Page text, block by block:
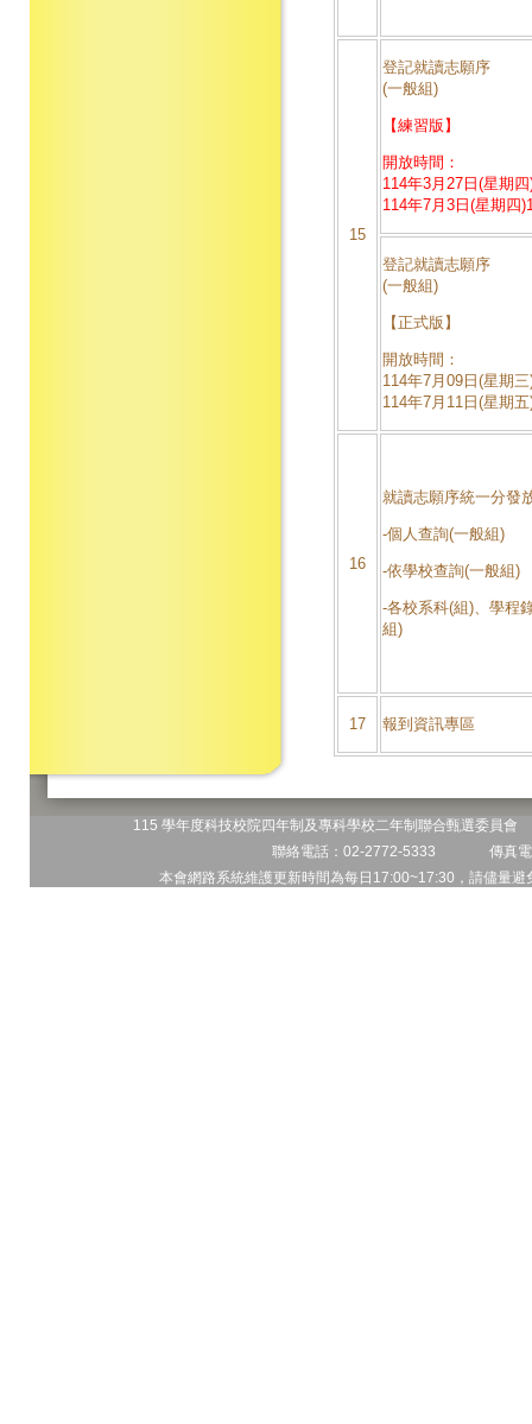
15
登記就讀志願序
(一般組)
【練習版】
開放時間：
114年3月27日(星期
114年7月3日(星期四
登記就讀志願序
(一般組)
【正式版】
開放時間：
114年7月09日(星期
114年7月11日(星期
16
就讀志願序統一分發
-個人查詢(一般組)
-依學校查詢(一般組)
-各校系科(組)、學程
組)
17 報到資訊專區
115 學年度科技校院四年制及專科學校二年制聯合甄選委員
聯絡電話：02-2772-5333 傳真
本會網路系統維護更新時間為每日17:00~17:30，請儘量